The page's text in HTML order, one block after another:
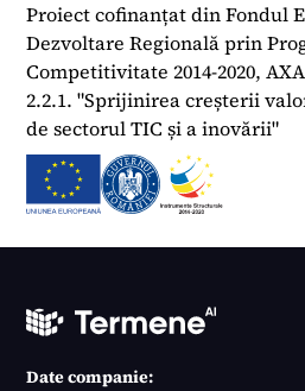
Proiect cofinanțat din Fondul
Dezvoltare Regională prin
Competitivitate 2014-2020,
2.2.1. "Sprijinirea creșterii
de sectorul TIC și a inovării"
Date companie: